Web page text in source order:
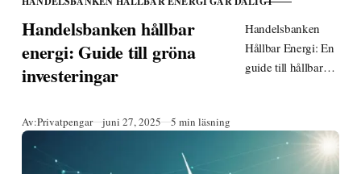
KATEGORI
Handelsbanken hållbar
energi: Guide till gröna
investeringar
Handelsbanken
Hållbar Energi: En
guide till hållbara
2025 | Uppdaterad:
27 juni 2025
Av:Privatpengar Publicerad
juni 27, 2025 5 min läsning